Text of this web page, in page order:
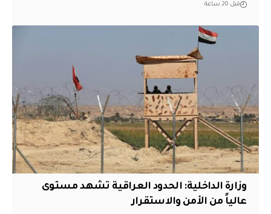
قبل 20 ساعة
وزارة الداخلية: الحدود العراقية تشهد مستوى
عالياً من الأمن والاستقرار